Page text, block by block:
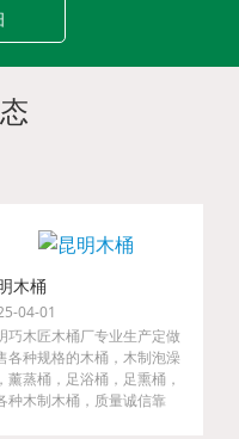
木桶
04-01
巧木匠木桶厂专业生产定做
各种规格的木桶，木制泡澡
薰蒸桶，足浴桶，足熏桶，
种木制木桶，质量诚信靠